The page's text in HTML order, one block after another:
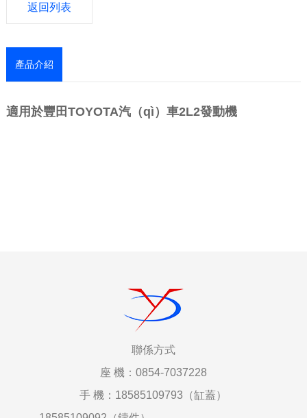
返回列表
產品介紹
適用於豐田TOYOTA汽（qì）車2L2發動機
聯係方式
座 機：0854-7037228
手機：18585109793（缸蓋）